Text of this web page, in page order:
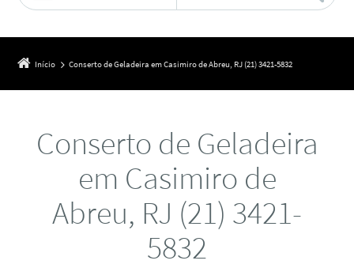
Início Conserto de Geladeira em Casimiro de Abreu, RJ (21) 3421-5832
Conserto de Geladeira
em Casimiro de
Abreu, RJ (21) 3421-
5832